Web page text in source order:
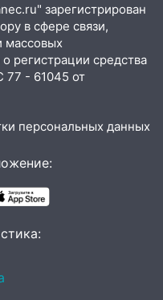
из
на
убрали
и
дело на
в Ульяновске
оказался
зарегистрирован
в сфере связи,
массовых
регистрации средства
- 61045 от
персональных данных